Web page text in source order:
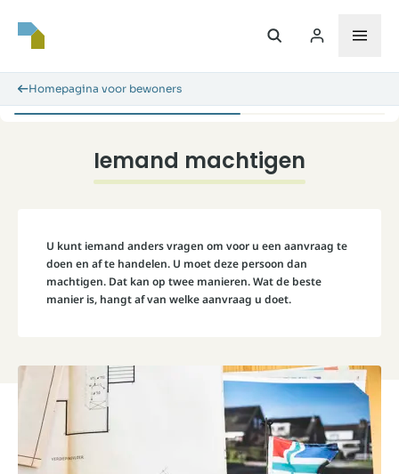
Homepagina voor bewoners
Iemand machtigen
U kunt iemand anders vragen om voor u een aanvraag te
doen en af te handelen. U moet deze persoon dan
machtigen. Dat kan op twee manieren. Wat de beste
manier is, hangt af van welke aanvraag u doet.